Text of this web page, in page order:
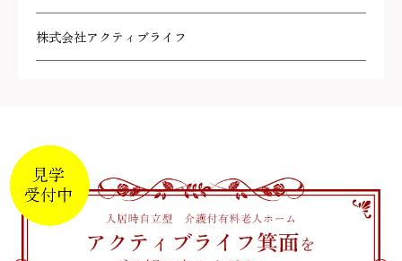
株式会社アクティブライフ